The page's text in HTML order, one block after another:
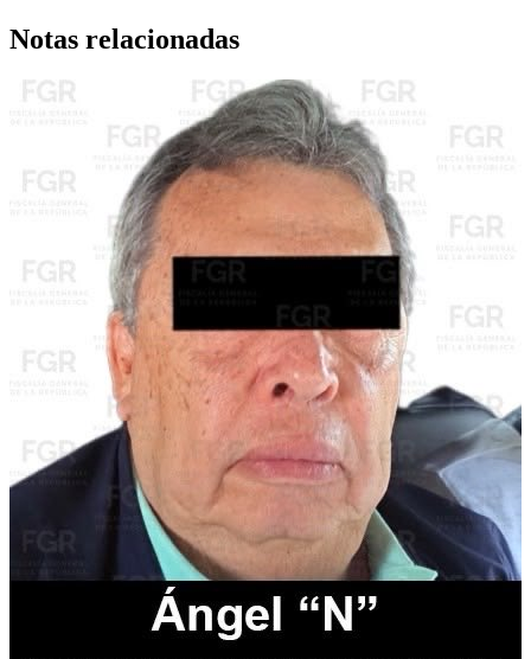
Notas relacionadas